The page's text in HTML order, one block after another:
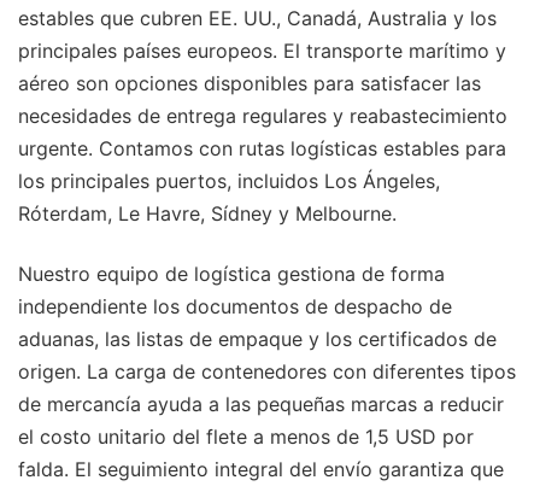
estables que cubren EE. UU., Canadá, Australia y los
principales países europeos. El transporte marítimo y
aéreo son opciones disponibles para satisfacer las
necesidades de entrega regulares y reabastecimiento
urgente. Contamos con rutas logísticas estables para
los principales puertos, incluidos Los Ángeles,
Róterdam, Le Havre, Sídney y Melbourne.
Nuestro equipo de logística gestiona de forma
independiente los documentos de despacho de
aduanas, las listas de empaque y los certificados de
origen. La carga de contenedores con diferentes tipos
de mercancía ayuda a las pequeñas marcas a reducir
el costo unitario del flete a menos de 1,5 USD por
falda. El seguimiento integral del envío garantiza que